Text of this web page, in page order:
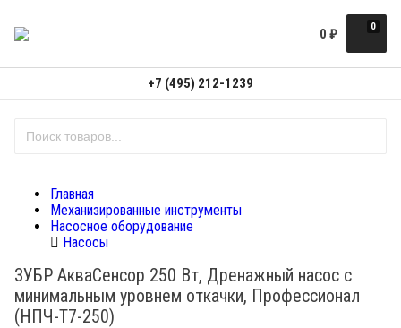
0
0 ₽
+7 (495) 212-1239
Главная
Механизированные инструменты
Насосное оборудование
Насосы
ЗУБР АкваСенсор 250 Вт, Дренажный насос с
минимальным уровнем откачки, Профессионал
(НПЧ-Т7-250)